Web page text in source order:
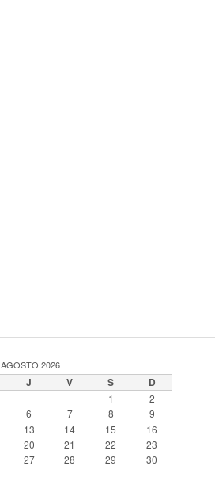
AGOSTO 2026
J V S D
1 2
6 7 8
9
13 14 15
16
20 21 22
23
27 28 29
30